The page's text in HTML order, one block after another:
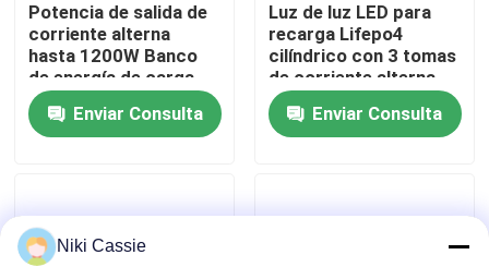
Contacto los E.E.U.U.
Noticias
Central eléctrica portátil solar
Potencia de salida de
corriente alterna
hasta 1200W Banco
de energía de carga
inalámbrica con
carcasa impermeable
para teléfonos
Enviar Consulta
Luz de luz LED para
recarga Lifepo4
cilíndrico con 3 tomas
de corriente alterna
Batería Banco de
energía para teléfonos
inteligentes
Enviar Consulta
Niki Cassie